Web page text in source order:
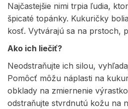
Najčastejšie nimi trpia ľudia,
špicaté topánky. Kukuričky
kosť. Vytvárajú sa na prstoch,
Ako ich liečiť?
Neodstraňujte ich silou,
Pomôcť môžu náplasti na
obklady na zmiernenie
odstraňujte stvrdnutú kožu na